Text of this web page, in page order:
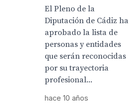
El Pleno de la
Diputación de Cádiz ha
aprobado la lista de
personas y entidades
que serán reconocidas
por su trayectoria
profesional...
hace 10 años